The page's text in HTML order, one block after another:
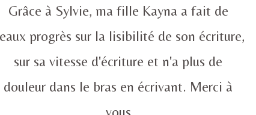
Grâce à Sylvie, ma fille Kayna a fait de
progrès sur la lisibilité de son écriture,
sur sa vitesse d'écriture et n'a plus de
douleur dans le bras en écrivant. Merci à
vous